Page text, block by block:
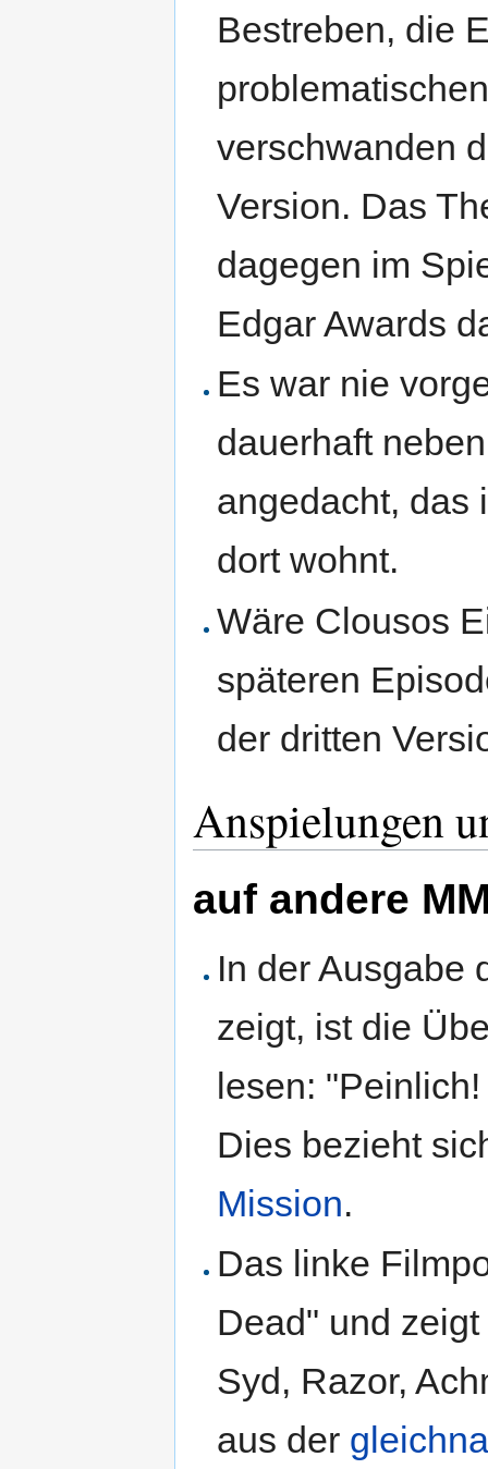
Bestreben, die
verschwanden
Version. Das
dagegen im
Edgar Awards
Es war nie
dauerhaft
angedacht, das
dort wohnt.
Wäre Clousos
späteren
der dritten
Anspielungen
auf andere
In der Ausgabe
zeigt, ist die
lesen:
Dies bezieht
Mission.
Das linke
Dead" und
Syd, Razor,
aus der